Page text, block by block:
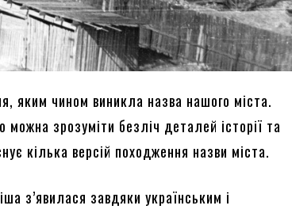
яким чином виникла назва нашого міста.
зрозуміти безліч деталей історії та
кілька версій походження назви міста.
з’явилася завдяки українським і